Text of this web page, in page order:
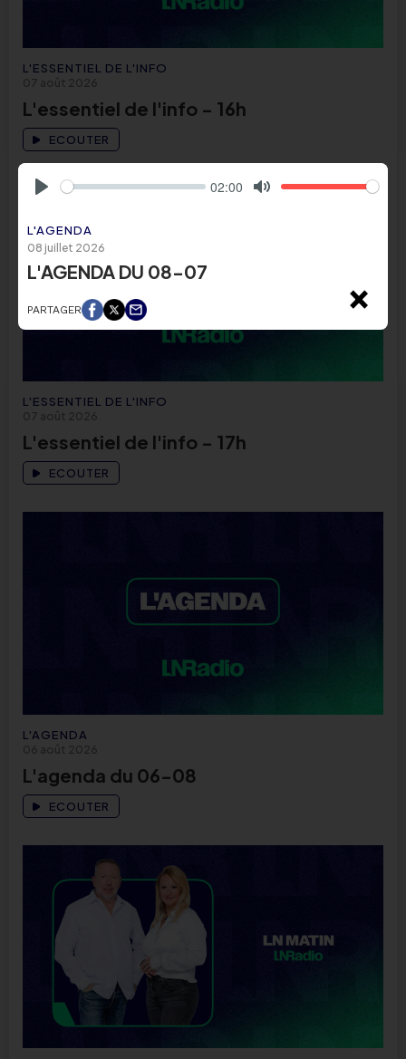
L'ESSENTIEL DE L'INFO
07 août 2026
L'essentiel de l'info - 16h
ECOUTER
L'ESSENTIEL DE L'INFO
07 août 2026
L'essentiel de l'info - 17h
ECOUTER
L'AGENDA
06 août 2026
L'agenda du 06-08
ECOUTER
02:00
L'AGENDA
08 juillet 2026
L'AGENDA DU 08-07
PARTAGER ×